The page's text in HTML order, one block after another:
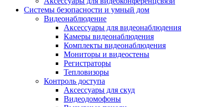
Зарядные устройства для аккумуляторов
Миксеры строительные
Молотки отбойные
Паяльное оборудование
Садовая техника
Минимойки
Аксессуары для минимоек
Газонокосилки и триммеры
Газонокосилки
Культиваторы и мотоблоки
Аэраторы и скарификаторы
Мотоблоки
Системы безопасности и умный дом
Видеонаблюдение
Аксессуары для видеонаблюдения
Камеры видеонаблюдения
Комплекты видеонаблюдения
Мониторы и видеостены
Регистраторы
Тепловизоры
Контроль доступа
Аксессуары для скуд
Видеодомофоны